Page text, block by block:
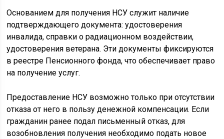
Основанием для получения НСУ служит наличие
подтверждающего документа: удостоверения
инвалида, справки о радиационном воздействии,
удостоверения ветерана. Эти документы фиксируются
в реестре Пенсионного фонда, что обеспечивает право
на получение услуг.
Предоставление НСУ возможно только при отсутствии
отказа от него в пользу денежной компенсации. Если
гражданин ранее подал письменный отказ, для
возобновления получения необходимо подать новое